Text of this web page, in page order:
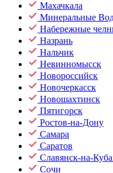
Махачкала
Минеральные
Набережные
Назрань
Нальчик
Невинномысск
Новороссийск
Новочеркасск
Новошахтинск
Пятигорск
Ростов-на-Дону
Самара
Саратов
Славянск-на-
Сочи